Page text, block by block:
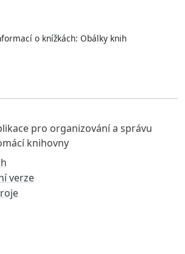
o knížkách: Obálky knih
pro organizování a správu
knihovny
verze